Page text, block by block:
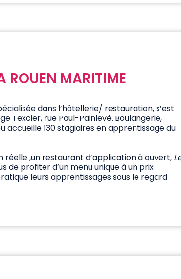
ROUEN MARITIME
dans l’hôtellerie/ restauration, s’est
Texcier, rue Paul-Painlevé. Boulangerie,
accueille 130 stagiaires en apprentissage du
,un restaurant d’application à ouvert,
de profiter d’un menu unique à un prix
leurs apprentissages sous le regard